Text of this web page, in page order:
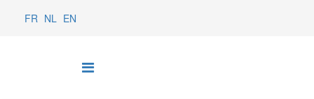
FR NL EN